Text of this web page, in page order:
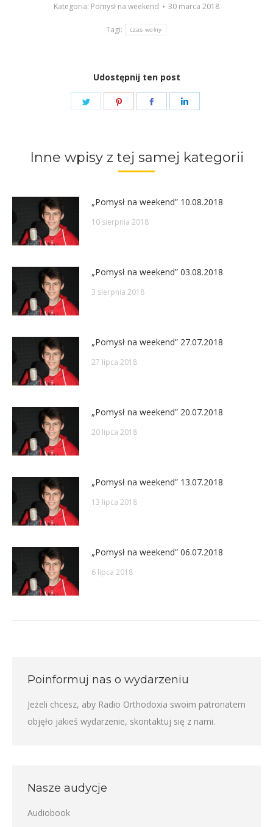
Kategoria: Pomysł na weekend 30 marca 2018
Tagi: czas wolny
Udostępnij ten post
Share
Share
Share
Inne wpisy z tej samej kategorii
„Pomysł na weekend” 10.08.2018
10 sierpnia 2018
„Pomysł na weekend” 03.08.2018
3 sierpnia 2018
„Pomysł na weekend” 27.07.2018
27 lipca 2018
„Pomysł na weekend” 20.07.2018
20 lipca 2018
„Pomysł na weekend” 13.07.2018
13 lipca 2018
„Pomysł na weekend” 06.07.2018
6 lipca 2018
Poinformuj nas o wydarzeniu
Jeżeli chcesz, aby Radio Orthodoxia swoim patronatem
objęło jakieś wydarzenie, skontaktuj się z nami.
Nasze audycje
Audiobook